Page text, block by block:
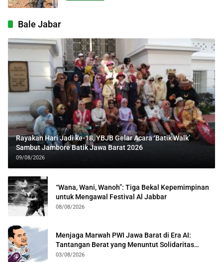
Bale Jabar
Rayakan Hari Jadi ke-18, YBJB Gelar Acara ‘Batik Walk’
Sambut Jambore Batik Jawa Barat 2026
09/08/2026
“Wana, Wani, Wanoh”: Tiga Bekal Kepemimpinan
untuk Mengawal Festival Al Jabbar
08/08/2026
Menjaga Marwah PWI Jawa Barat di Era AI:
Tantangan Berat yang Menuntut Solidaritas
Lintas Generasi
03/08/2026